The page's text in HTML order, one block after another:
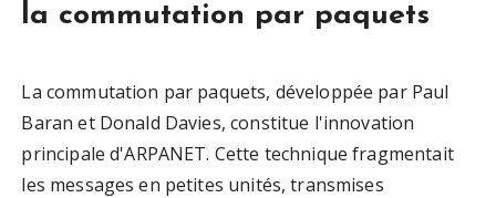
la commutation par paquets
La commutation par paquets, développée par Paul
Baran et Donald Davies, constitue l'innovation
principale d'ARPANET. Cette technique fragmentait
les messages en petites unités, transmises